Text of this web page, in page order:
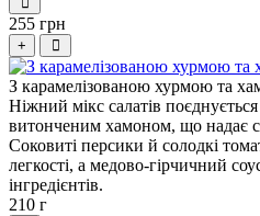
255 грн
+
З карамелізованою хурмою та
Ніжний мікс салатів
витонченим хамоном, що надає
Соковиті персики й солодкі
легкості, а медово-гірчичний
інгредієнтів.
210 г